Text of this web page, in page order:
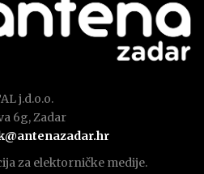
j.d.o.o.
6g, Zadar
za elektorničke medije.